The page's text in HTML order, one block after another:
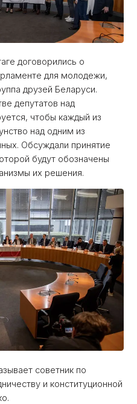
договорились о
для молодежи,
друзей Беларуси.
депутатов над
чтобы каждый из
над одним из
Обсуждали принятие
будут обозначены
их решения.
советник по
и конституционной